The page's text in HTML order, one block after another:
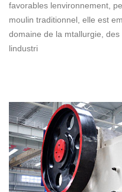
favorables lenvironnement,
moulin traditionnel, elle est
domaine de la mtallurgie,
lindustri